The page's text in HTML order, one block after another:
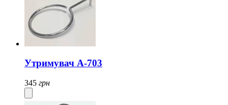
Утримувач А-703
345 грн